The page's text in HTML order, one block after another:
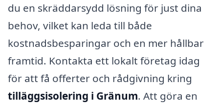
du en skräddarsydd lösning för just dina
behov, vilket kan leda till både
kostnadsbesparingar och en mer hållbar
framtid. Kontakta ett lokalt företag idag
för att få offerter och rådgivning kring
tilläggsisolering i Gränum. Att göra en